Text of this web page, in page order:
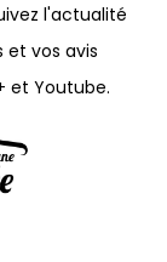
l'actualité
et vos avis
et Youtube.